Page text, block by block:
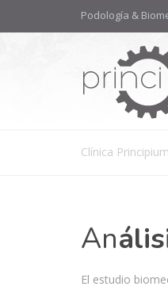
Podología &
Clínica Principium
An
El estudio